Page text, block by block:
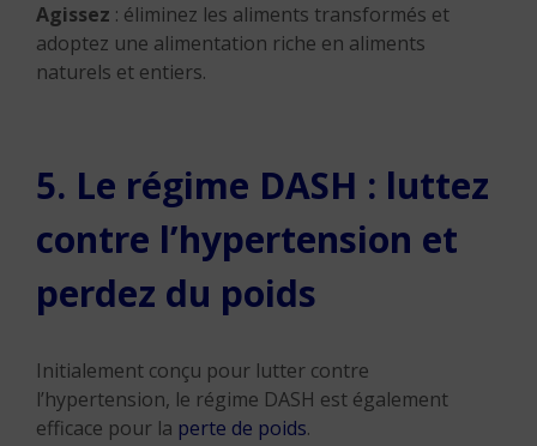
Agissez : éliminez les aliments transformés et
adoptez une alimentation riche en aliments
naturels et entiers.
5. Le régime DASH : luttez
contre l’hypertension et
perdez du poids
Initialement conçu pour lutter contre
l’hypertension, le régime DASH est également
efficace pour la perte de poids.